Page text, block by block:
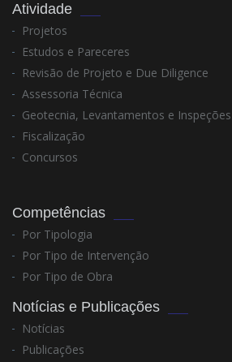
Atividade
Projetos
Estudos e Pareceres
Revisão de Projeto e Due Diligence
Assessoria Técnica
Geotecnia, Levantamentos e Inspeções
Fiscalização
Concursos
Competências
Por Tipologia
Por Tipo de Intervenção
Por Tipo de Obra
Notícias e Publicações
Notícias
Publicações